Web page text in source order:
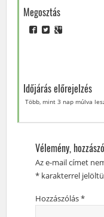
Megosztás
Időjárás előrejelzés
Több, mint 3 nap múlva
Vélemény,
Az e-mail címet
*karakterrel
Hozzászólás*